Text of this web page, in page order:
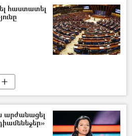
հաստատել
Եվրախորհրդի խորհրդարանական վեհաժողով (ԵԽԽՎ)
արժանացել